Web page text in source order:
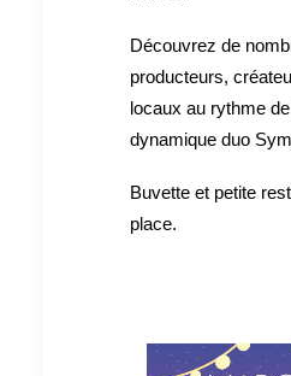
Découvrez de
producteurs,
locaux au rythme
dynamique duo
Buvette et petite
place.